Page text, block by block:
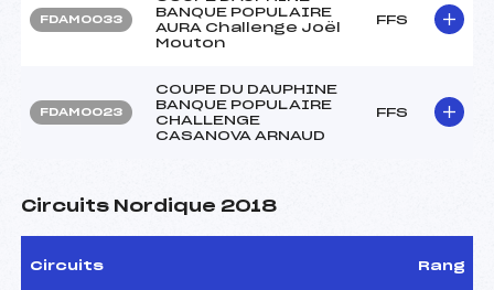
FDAM0033
BANQUE POPULAIRE
AURA Challenge Joël
Mouton
FFS
FDAM0023
COUPE DU DAUPHINE
BANQUE POPULAIRE
CHALLENGE
CASANOVA ARNAUD
FFS
Circuits Nordique 2018
Circuits Rang